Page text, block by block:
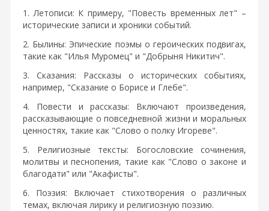
1. Летописи: К примеру, "Повесть временных лет" –
исторические записи и хроники событий.
2. Былины: Эпические поэмы о героических подвигах,
такие как "Илья Муромец" и "Добрыня Никитич".
3. Сказания: Рассказы о исторических событиях,
например, "Сказание о Борисе и Глебе".
4. Повести и рассказы: Включают произведения,
рассказывающие о повседневной жизни и моральных
ценностях, такие как "Слово о полку Игореве".
5. Религиозные тексты: Богословские сочинения,
молитвы и песнопения, такие как "Слово о законе и
благодати" или "Акафисты".
6. Поэзия: Включает стихотворения о различных
темах, включая лирику и религиозную поэзию.